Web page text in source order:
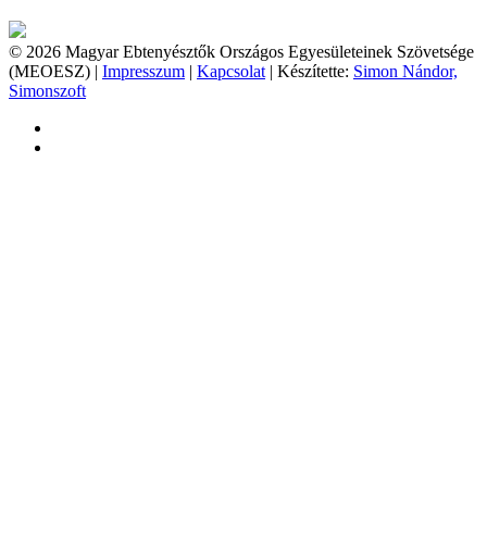
© 2026 Magyar Ebtenyésztők Országos Egyesületeinek Szövetsége
(MEOESZ) | Impresszum | Kapcsolat | Készítette: Simon Nándor,
Simonszoft